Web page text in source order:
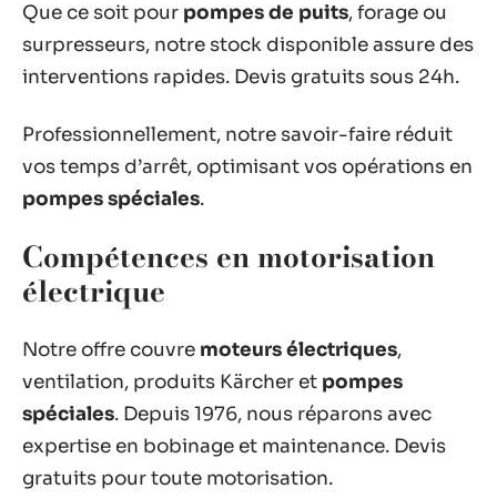
Que ce soit pour pompes de puits, forage ou
surpresseurs, notre stock disponible assure des
interventions rapides. Devis gratuits sous 24h.
Professionnellement, notre savoir-faire réduit
vos temps d’arrêt, optimisant vos opérations en
pompes spéciales.
Compétences en motorisation
électrique
Notre offre couvre moteurs électriques,
ventilation, produits Kärcher et pompes
spéciales. Depuis 1976, nous réparons avec
expertise en bobinage et maintenance. Devis
gratuits pour toute motorisation.